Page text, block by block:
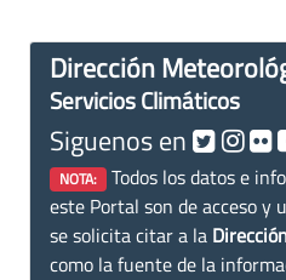
Dirección
Servicios Climáticos
Siguenos en
NOTA: Todos los datos e
este Portal son de acceso y
se solicita citar a la
como la fuente de la